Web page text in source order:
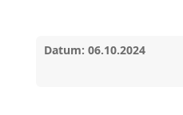
Datum: 06.10.2024